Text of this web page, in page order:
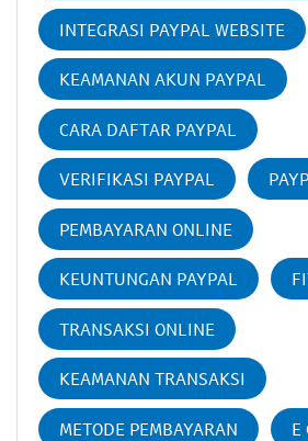
INTEGRASI PAYPAL WEBSITE
KEAMANAN AKUN PAYPAL
CARA DAFTAR PAYPAL
VERIFIKASI PAYPAL
PEMBAYARAN ONLINE
KEUNTUNGAN PAYPAL
TRANSAKSI ONLINE
KEAMANAN TRANSAKSI
METODE PEMBAYARAN E